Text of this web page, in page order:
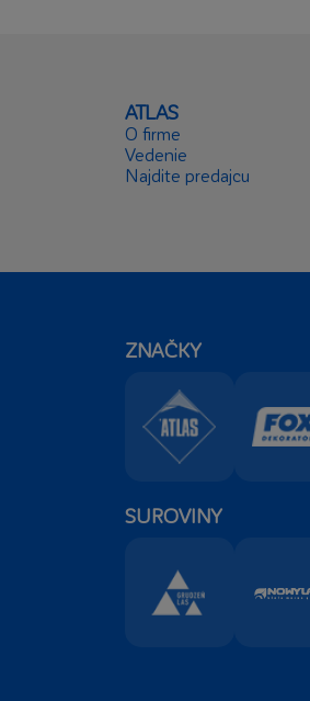
ATLAS
O firme
Vedenie
Najdite predajcu
ZNAČKY
SUROVINY